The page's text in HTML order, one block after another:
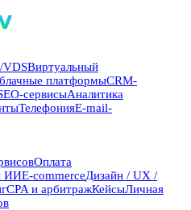
VDSВиртуальный
платформыCRM-
сервисыАналитика
ТелефонияE-mail-
Оплата
ИИE-commerceДизайн / UX /
CPA и арбитражКейсыЛичная